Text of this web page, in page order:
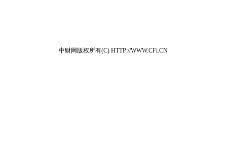
中财网版权所有(C) HTTP://WWW.CFi.CN